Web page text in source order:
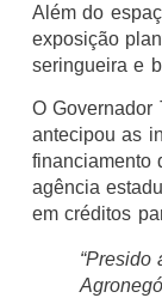
Além do
exposição
seringueira e
O Governador
antecipou as
financiamento
agência
em créditos
“Presido